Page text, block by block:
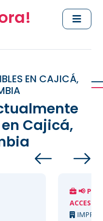
EN CAJICÁ,
Cajicá,
📢 PRODUCT
ACCESORIOS |
IMPRESISTEM SAS